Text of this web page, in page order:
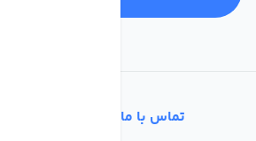
تماس با ما